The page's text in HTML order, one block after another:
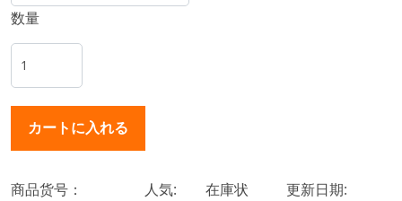
数量
商品货号：
人気:
在庫状
更新日期: